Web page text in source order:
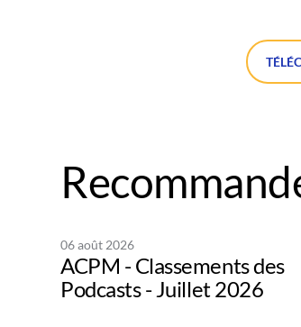
06 août 2026
ACPM - Classements des
Podcasts - Juillet 2026